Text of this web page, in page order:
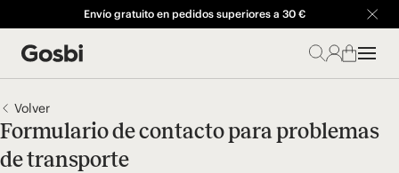
Envío gratuito en pedidos superiores a 30 €
Volver
Formulario de contacto para problemas
de transporte